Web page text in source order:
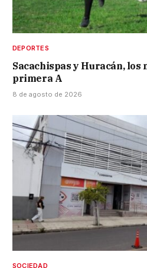
DEPORTES
Sacachispas y Huracán, los
primera A
8 de agosto de 2026
SOCIEDAD